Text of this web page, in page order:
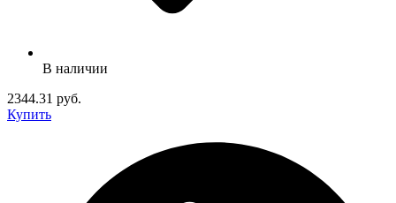
В наличии
2344.31 руб.
Купить